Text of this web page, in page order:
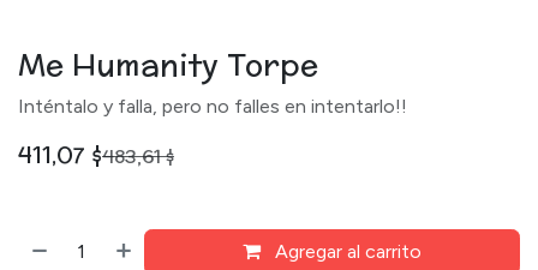
Me Humanity Torpe
Inténtalo y falla, pero no falles en intentarlo!!
411,07 $483,61$
Agregar al carrito